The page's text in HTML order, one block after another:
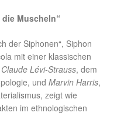
die Muscheln“
der Siphonen“, Siphon
mit einer klassischen
Claude Lévi-Strauss, dem
und Marvin Harris,
zeigt wie
im ethnologischen